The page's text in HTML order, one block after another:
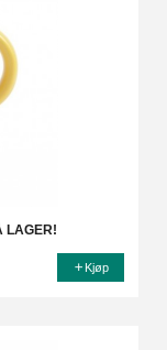
LAGER!
Kjøp